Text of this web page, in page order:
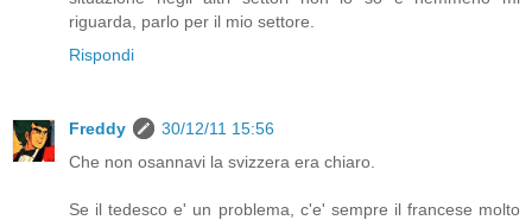
riguarda, parlo per il mio settore.
Rispondi
Freddy
30/12/11 15:56
Che non osannavi la svizzera era chiaro.
Se il tedesco e' un problema, c'e' sempre il francese molto